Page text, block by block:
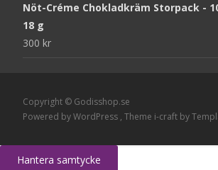
Nöt-Créme Chokladkräm Storpack -
18 g
300 kr
Copyright © Godisshop.se
Powered by WordPress , Theme i-craft by
Hantera samtycke